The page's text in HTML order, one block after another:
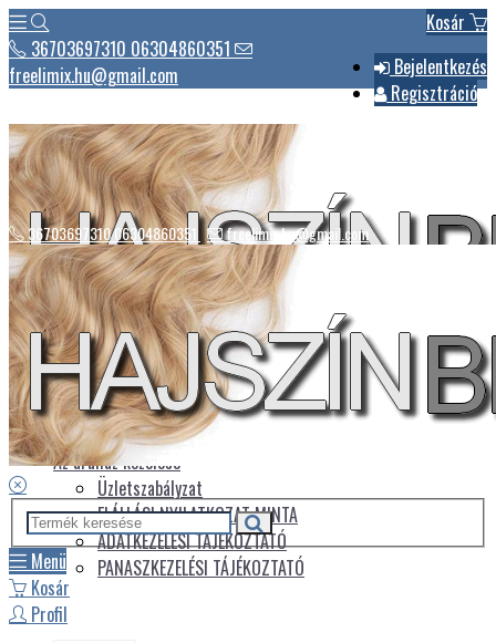
Kosár
Bejelentkezés
Regisztráció
36703697310 06304860351
freelimix.hu@gmail.com
Hírek
Csomagautomaták listája
Üdvözlet
Az áruház kezelése
Üzletszabályzat
ELÁLLÁSI NYILATKOZAT MINTA
ADATKEZELÉSI TÁJÉKOZTATÓ
PANASZKEZELÉSI TÁJÉKOZTATÓ
36703697310 06304860351 freelimix.hu@gmail.com
Menü
Kosár
Profil